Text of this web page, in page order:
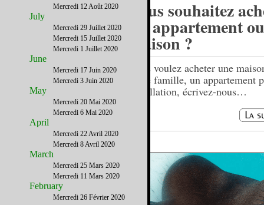
Vous souhaitez
un appartement
maison ?
Vous voulez acheter une
votre famille, un appartement
installation, écrivez-nous…
Mercredi 12 Août 2020
July
Mercredi 29 Juillet 2020
Mercredi 15 Juillet 2020
Mercredi 1 Juillet 2020
June
Mercredi 17 Juin 2020
Mercredi 3 Juin 2020
May
Mercredi 20 Mai 2020
Mercredi 6 Mai 2020
April
Mercredi 22 Avril 2020
Mercredi 8 Avril 2020
March
Mercredi 25 Mars 2020
Mercredi 11 Mars 2020
February
Mercredi 26 Février 2020